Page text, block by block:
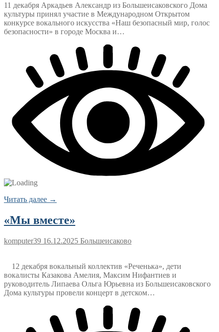
11 декабря Аркадьев Александр из Большеисаковского Дома
культуры принял участие в Международном Открытом
конкурсе вокального искусства «Наш безопасный мир, голос
безопасности» в городе Москва и…
Читать далее →
«Мы вместе»
komputer39 16.12.2025 Большеисаково
12 декабря вокальный коллектив «Реченька», дети
вокалисты Казакова Амелия, Максим Нифантиев и
руководитель Липаева Ольга Юрьевна из Большеисаковского
Дома культуры провели концерт в детском…